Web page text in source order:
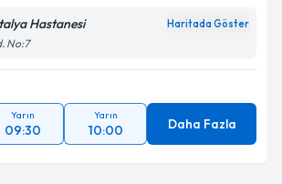
okudum ve kişisel verilerimin belirtilen
işlenmesini kabul ediyorum.
Takvim Talebini Gönder
Hastanesi Haritada Göster
No:7
Yarın
09:30
Yarın
10:00 Daha Fazla